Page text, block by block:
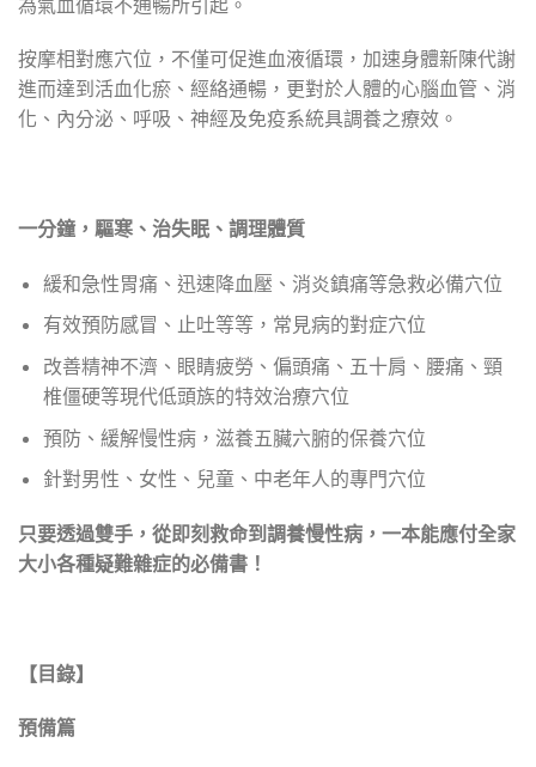
按摩相對應穴位，不僅可促進血液循環，加速身體新陳代謝
進而達到活血化瘀、經絡通暢，更對於人體的心腦血管、消
化、內分泌、呼吸、神經及免疫系統具調養之療效。
一分鐘，驅寒、治失眠、調理體質
緩和急性胃痛、迅速降血壓、消炎鎮痛等急救必備穴位
有效預防感冒、止吐等等，常見病的對症穴位
改善精神不濟、眼睛疲勞、偏頭痛、五十肩、腰痛、頸
椎僵硬等現代低頭族的特效治療穴位
預防、緩解慢性病，滋養五臟六腑的保養穴位
針對男性、女性、兒童、中老年人的專門穴位
只要透過雙手，從即刻救命到調養慢性病，一本能應付全家
大小各種疑難雜症的必備書！
【目錄】
預備篇